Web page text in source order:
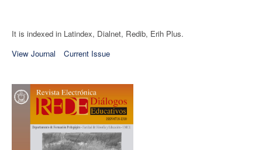
It is indexed in Latindex, Dialnet, Redib, Erih Plus.
View Journal
Current Issue